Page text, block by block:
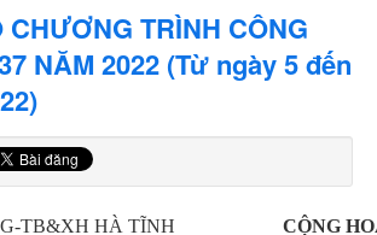
CHƯƠNG TRÌNH CÔNG
NĂM 2022 (Từ ngày 5 đến
TB&XH HÀ TĨNH
CỘNG